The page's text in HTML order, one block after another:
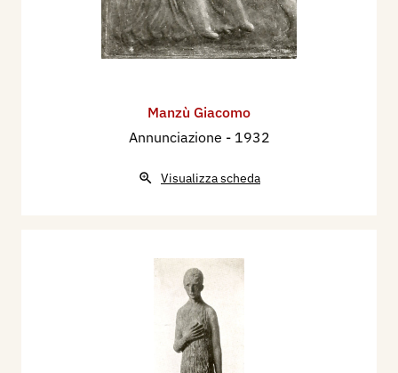
Manzù Giacomo
Annunciazione - 1932
Visualizza scheda